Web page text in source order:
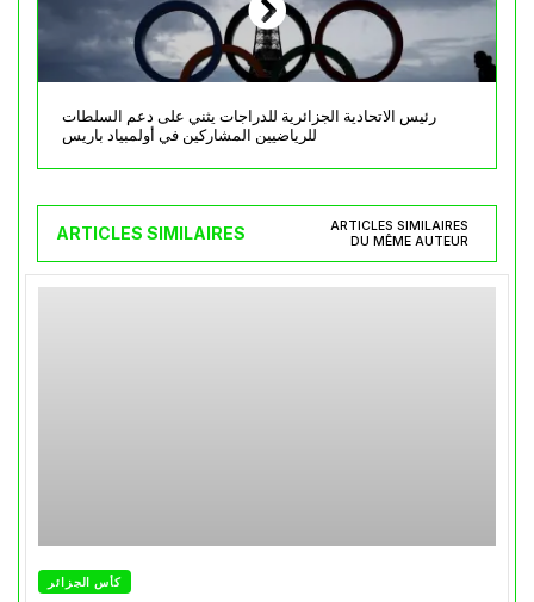
رئيس الاتحادية الجزائرية للدراجات يثني على دعم السلطات
للرياضيين المشاركين في أولمبياد باريس
ARTICLES SIMILAIRES
ARTICLES SIMILAIRES
DU MÊME AUTEUR
كأس الجزائر